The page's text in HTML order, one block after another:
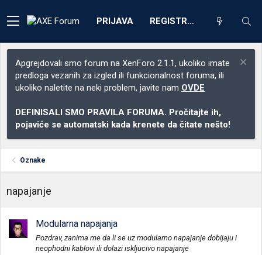
PRIJAVA REGISTRACIJA
Apgrejdovali smo forum na XenForo 2.1.1, ukoliko imate
predloga vezanih za izgled ili funkcionalnost foruma, ili
ukoliko naletite na neki problem, javite nam OVDE
DEFINISALI SMO PRAVILA FORUMA. Pročitajte ih,
pojaviće se automatski kada krenete da čitate nešto!
Oznake
napajanje
Modularna napajanja
Pozdrav, zanima me da li se uz modularno napajanje dobijaju i
neophodni kablovi ili dolazi iskljucivo napajanje